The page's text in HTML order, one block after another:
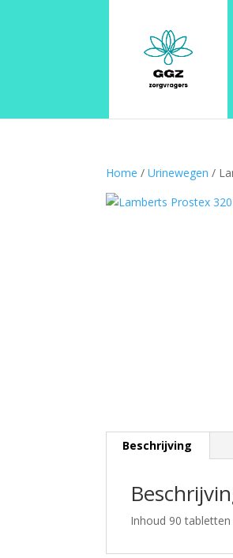
Home /Urinewegen /
Beschrijving
Inhoud 90 tabletten